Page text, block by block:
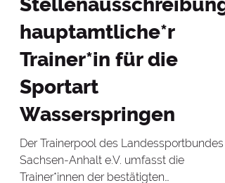
LSB
Stellenausschreibung
hauptamtliche*r
Trainer*in für die
Sportart
Wasserspringen
Der Trainerpool des Landessportbundes